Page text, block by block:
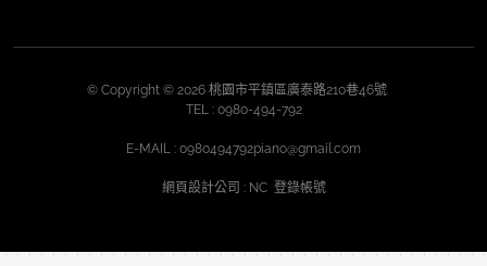
© Copyright © 2026 桃園市平鎮區廣泰路210巷46號
TEL : 0980-494-792
E-MAIL : 0980494792piano@gmail.com
網頁設計公司 : NC 登錄帳號